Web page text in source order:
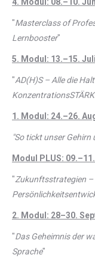
"Masterclass of
Lernbooster"
5. Modul: 13.–15.
"AD(H)S – Alle die
1. Modul: 24.–26.
"So tickt unser
Modul PLUS:
"Zukunftsstrategien –
2. Modul: 28–30.
"Das Geheimnis der
Sprache"